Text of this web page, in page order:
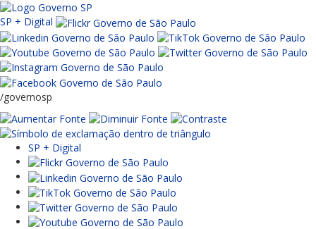
SP + Digital
/governosp
SP + Digital